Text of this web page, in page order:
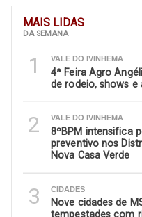
MAIS LIDAS
DA SEMANA
1 VALE DO IVINHEMA
4ª Feira Agro
de rodeio, shows
2 VALE DO IVINHEMA
8ºBPM intensifica
preventivo nos
Nova Casa Verde
3 CIDADES
Nove cidades de